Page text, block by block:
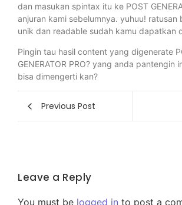
dan masukan spintax itu ke POST
anjuran kami sebelumnya. yuhuu! ratusan
unik dan readable sudah kamu dapatkan
Pingin tau hasil content yang digenerate
GENERATOR PRO? yang anda pantengin
bisa dimengerti kan?
Previous Post
Leave a Reply
You must be logged in to post a